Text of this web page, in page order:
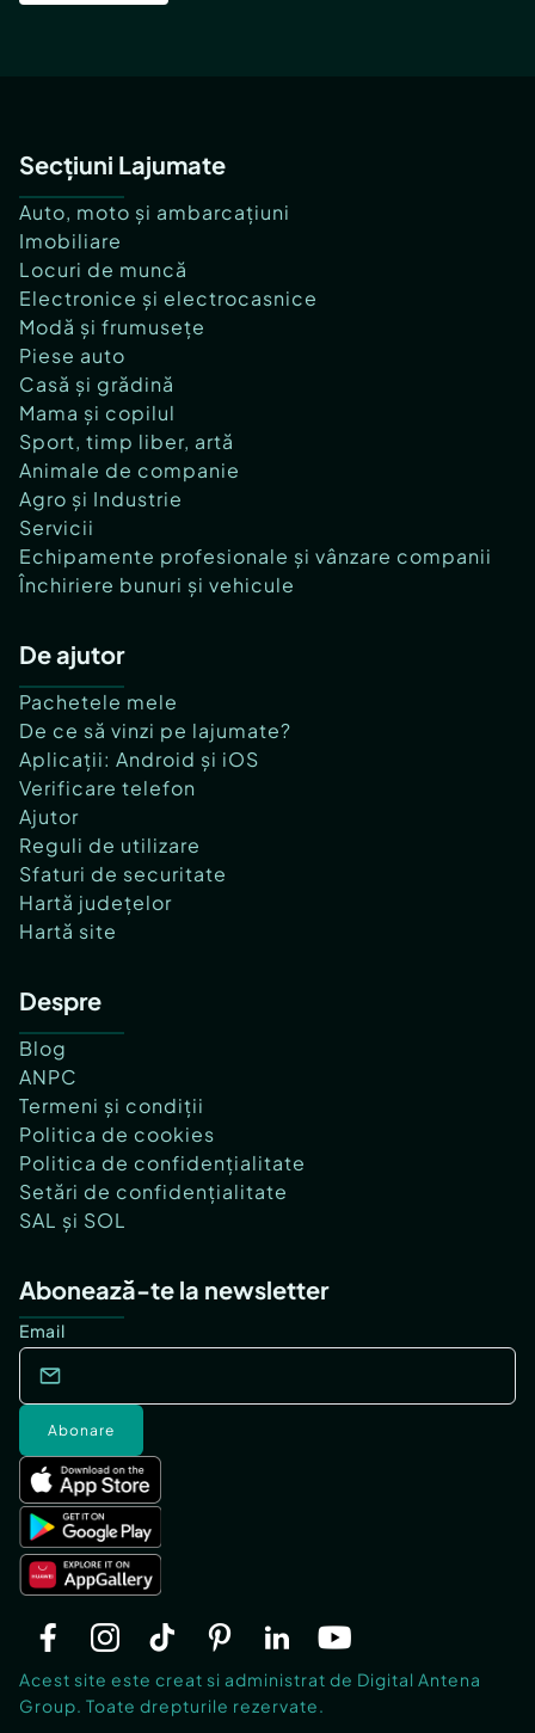
Secțiuni Lajumate
Auto, moto și ambarcațiuni
Imobiliare
Locuri de muncă
Electronice și electrocasnice
Modă și frumusețe
Piese auto
Casă și grădină
Mama și copilul
Sport, timp liber, artă
Animale de companie
Agro și Industrie
Servicii
Echipamente profesionale și vânzare companii
Închiriere bunuri și vehicule
De ajutor
Pachetele mele
De ce să vinzi pe lajumate?
Aplicații: Android și iOS
Verificare telefon
Ajutor
Reguli de utilizare
Sfaturi de securitate
Hartă județelor
Hartă site
Despre
Blog
ANPC
Termeni și condiții
Politica de cookies
Politica de confidențialitate
Setări de confidențialitate
SAL și SOL
Abonează-te la newsletter
Email
Abonare
Acest site este creat si administrat de Digital Antena
Group. Toate drepturile rezervate.